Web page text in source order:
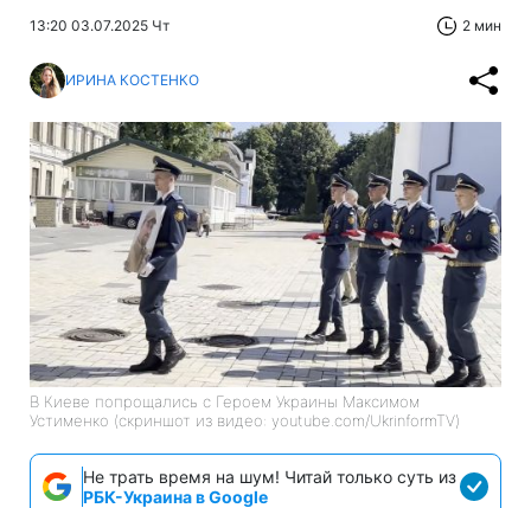
13:20 03.07.2025 Чт 2 мин
ИРИНА КОСТЕНКО
В Киеве попрощались с Героем Украины Максимом
Устименко (скриншот из видео: youtube.com/UkrinformTV)
Не трать время на шум! Читай только суть из
РБК-Украина в Google